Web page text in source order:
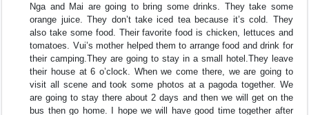
Nga and Mai are going to bring some drinks. They take some
orange juice. They don’t take iced tea because it’s cold. They
also take some food. Their favorite food is chicken, lettuces and
tomatoes. Vui’s mother helped them to arrange food and drink for
their camping.They are going to stay in a small hotel.They leave
their house at 6 o’clock. When we come there, we are going to
visit all scene and took some photos at a pagoda together. We
are going to stay there about 2 days and then we will get on the
bus then go home. I hope we will have good time together after